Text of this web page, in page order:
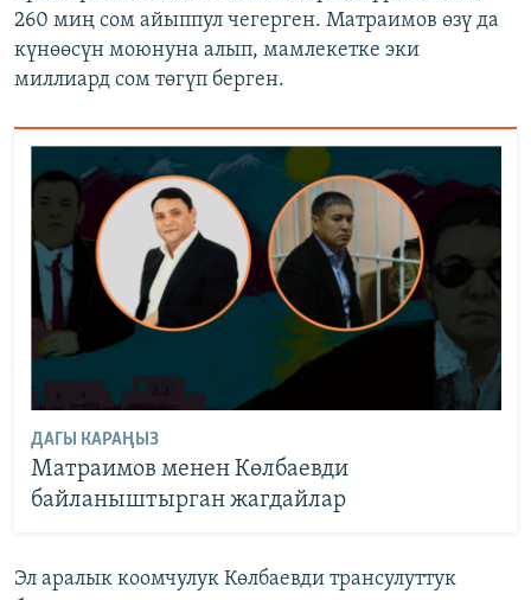
260 миң сом айыппул чегерген. Матраимов өзү да
күнөөсүн моюнуна алып, мамлекетке эки
миллиард сом төгүп берген.
ДАГЫ КАРАҢЫЗ
Матраимов менен Көлбаевди
байланыштырган жагдайлар
Эл аралык коомчулук Көлбаевди трансулуттук